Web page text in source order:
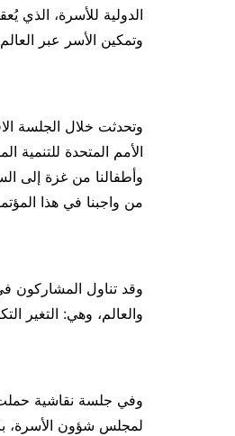
الدولية للأسرة،
وتمكين الأسر عبر
وتحدثت خلال الجلسة
الأمم المتحدة للتنمية
وأطفالنا من غزة إلى
من واجبنا في هذا
وقد تناول المشاركون
والعالم، وهي: التغير
وفي جلسة نقاشية حملت
لمجلس شؤون الأسرة،